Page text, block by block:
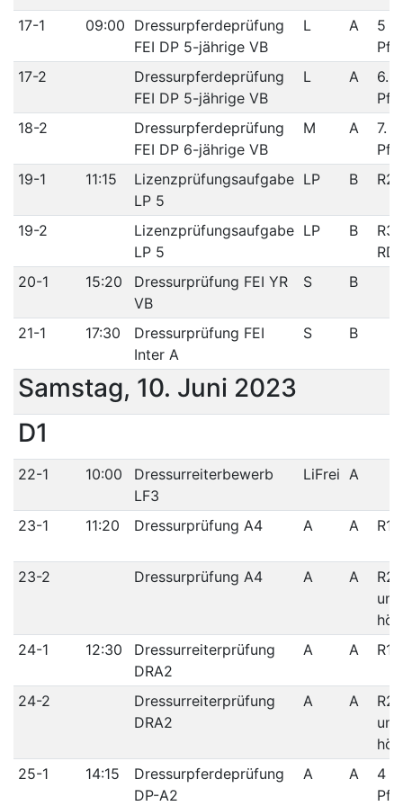
17-1 09:00 Dressurpferdeprüfung
FEI DP 5-jährige VB
L A
5
17-2
Dressurpferdeprüfung
FEI DP 5-jährige VB
L A
6.
18-2
Dressurpferdeprüfung
FEI DP 6-jährige VB
M A
7.
19-1
11:15
Lizenzprüfungsaufgabe
LP 5
LP B
19-2
Lizenzprüfungsaufgabe
LP 5
LP B
20-1
15:20
Dressurprüfung FEI YR
VB
S B
21-1 17:30
Dressurprüfung FEI
Inter A
S B
Samstag, 10. Juni 2023
D1
22-1 10:00
Dressurreiterbewerb
LF3
LiFrei A
23-1 11:20 Dressurprüfung A4 A A R1/
23-2 Dressurprüfung A4 A A
und
24-1
12:30
Dressurreiterprüfung
DRA2
A A R1/
24-2
Dressurreiterprüfung
DRA2
A A
und
25-1
14:15
Dressurpferdeprüfung
DP-A2
A A
4